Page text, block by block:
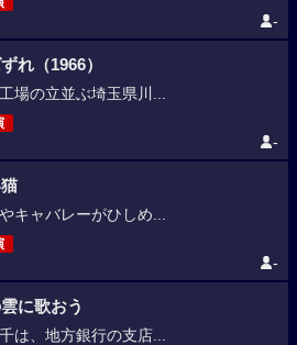
-
れ（1966）
場の立並ぶ埼玉県川...
-
キャバレーがひしめ...
-
に歌おう
は、地方銀行の支店...